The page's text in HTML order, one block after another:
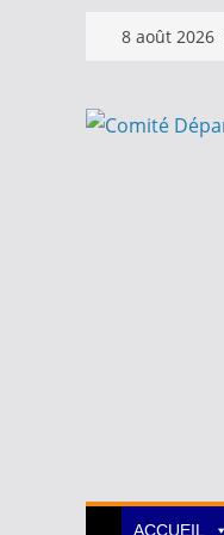
Passer8 août 2026
ACCUEIL